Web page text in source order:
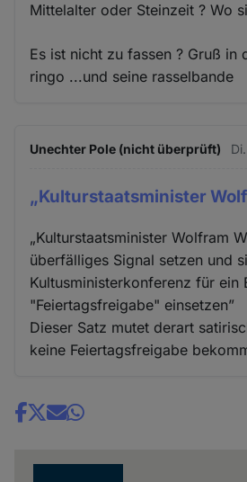
Mittelalter oder Steinzeit ? Wo
Es ist nicht zu fassen ? Gruß in
ringo ...und seine rasselbande
Unechter Pole (nicht überprüft)
„Kulturstaatsminister
„Kulturstaatsminister Wolfram
überfälliges Signal setzen und
Kultusministerkonferenz für ein
"Feiertagsfreigabe" einsetzen”
Dieser Satz mutet derart
keine Feiertagsfreigabe
Share